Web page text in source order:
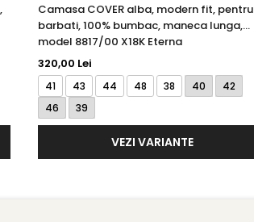
Camasa COVER alba, modern fit, pentru
barbati, 100% bumbac, maneca lunga,
model 8817/00 X18K Eterna
320,00 Lei
41 43 44 48 38 40
42
46
39
VEZI VARIANTE